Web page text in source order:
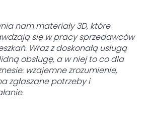
nam materiały 3D, które
się w pracy sprzedawców
Wraz z doskonałą usługą
obsługę, a w niej to co dla
wzajemne zrozumienie,
zgłaszane potrzeby i